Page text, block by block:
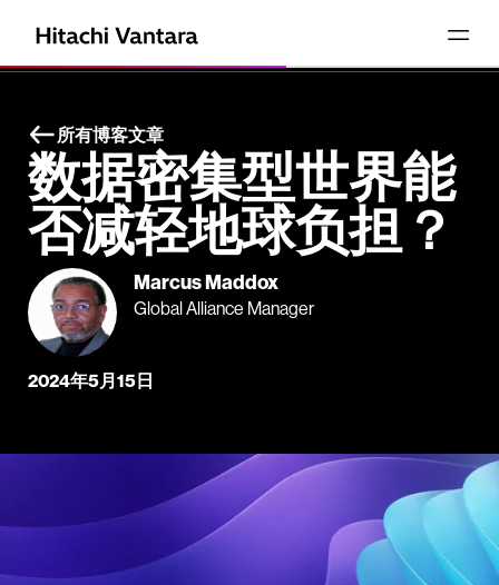
所有博客文章
数据密集型世界能
否减轻地球负担？
Marcus Maddox
Global Alliance Manager
2024年5月15日